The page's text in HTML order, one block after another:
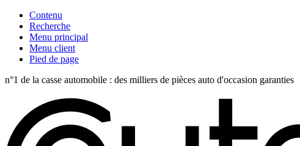
Contenu
Recherche
Menu principal
Menu client
Pied de page
n°1 de la casse automobile : des milliers de pièces auto d'occasion